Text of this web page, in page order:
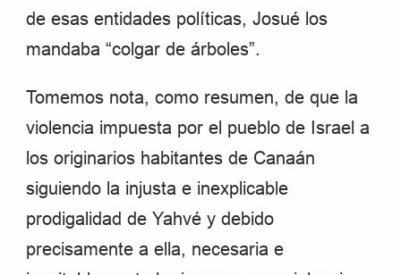
de esas entidades políticas, Josué los
mandaba “colgar de árboles”.
Tomemos nota, como resumen, de que la
violencia impuesta por el pueblo de Israel a
los originarios habitantes de Canaán
siguiendo la injusta e inexplicable
prodigalidad de Yahvé y debido
precisamente a ella, necesaria e